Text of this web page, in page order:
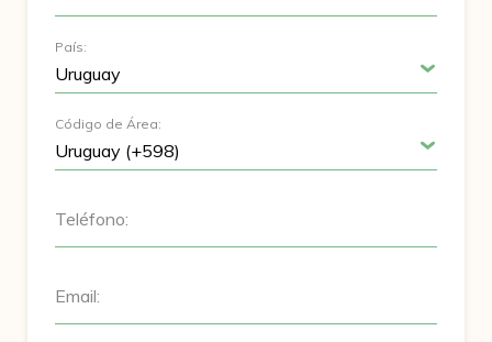
País:
Código de Área:
Teléfono:
Email: